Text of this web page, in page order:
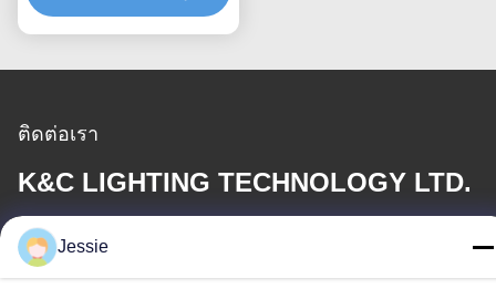
ติดต่อเรา
K&C LIGHTING TECHNOLOGY LTD.
อีเมล
jessie@leds-kc.com
Jessie